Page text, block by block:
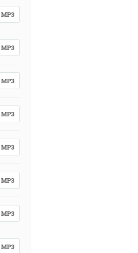
MP3
MP3
MP3
MP3
MP3
MP3
MP3
MP3